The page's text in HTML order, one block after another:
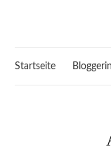
Startseite Bloggerin